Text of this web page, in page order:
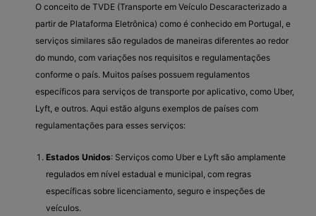
O conceito de TVDE (Transporte em Veículo Descaracterizado a
partir de Plataforma Eletrônica) como é conhecido em Portugal, e
serviços similares são regulados de maneiras diferentes ao redor
do mundo, com variações nos requisitos e regulamentações
conforme o país. Muitos países possuem regulamentos
específicos para serviços de transporte por aplicativo, como Uber,
Lyft, e outros. Aqui estão alguns exemplos de países com
regulamentações para esses serviços:
Estados Unidos: Serviços como Uber e Lyft são amplamente
regulados em nível estadual e municipal, com regras
específicas sobre licenciamento, seguro e inspeções de
veículos.